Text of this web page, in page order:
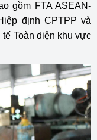
gồm FTA ASEAN-
định CPTPP và
Toàn diện khu vực